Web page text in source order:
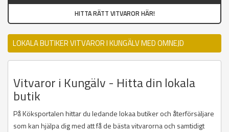
HITTA RÄTT VITVAROR HÄR!
LOKALA BUTIKER VITVAROR I KUNGÄLV MED OMNEJD
Vitvaror i Kungälv - Hitta din lokala
butik
På Köksportalen hittar du ledande lokaa butiker och återförsäljare
som kan hjälpa dig med att få de bästa vitvarorna och samtidigt